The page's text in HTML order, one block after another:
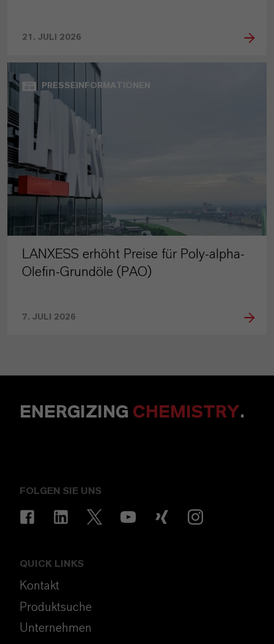
21. JULI 2026
PRESSEINFORMATIONEN
LANXESS erhöht Preise für Poly-alpha-
Olefin-Grundöle (PAO)
7. JULI 2026
ENERGIZING CHEMISTRY.
FOLGEN SIE UNS
QUICK LINKS
Kontakt
Produktsuche
Unternehmen